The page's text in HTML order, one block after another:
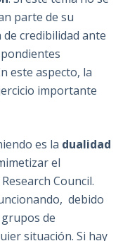
parte de su
de credibilidad ante
este aspecto, la
importante
es la dualidad
el
Council.
debido
de
situación. Si hay